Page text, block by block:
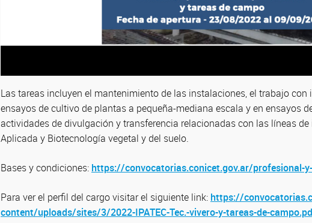
Las tareas incluyen el mantenimiento de las instalaciones, el trabajo con
ensayos de cultivo de plantas a pequeña-mediana escala y en ensayos
actividades de divulgación y transferencia relacionadas con las líneas
Aplicada y Biotecnología vegetal y del suelo.
Bases y condiciones: https://convocatorias.conicet.gov.ar/profesional-
Para ver el perfil del cargo visitar el siguiente link: https://
content/uploads/sites/3/2022-IPATEC-Tec.-vivero-y-tareas-de-